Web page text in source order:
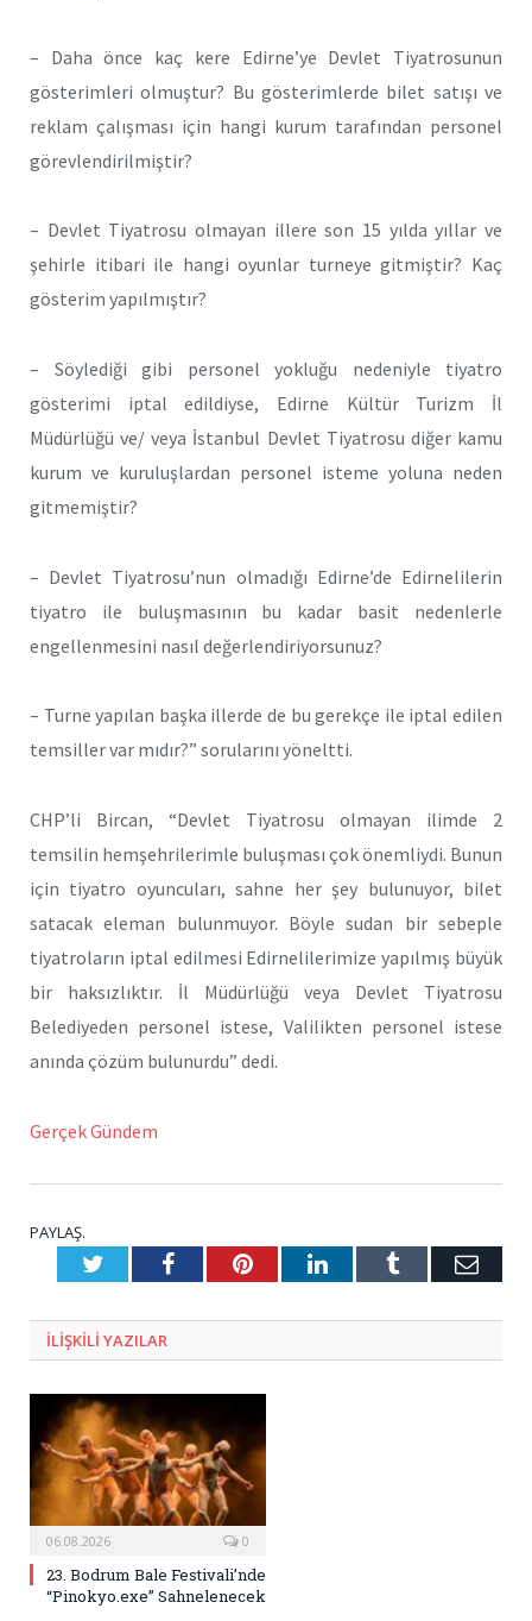
– Daha önce kaç kere Edirne’ye Devlet Tiyatrosunun
gösterimleri olmuştur? Bu gösterimlerde bilet satışı ve
reklam çalışması için hangi kurum tarafından personel
görevlendirilmiştir?
– Devlet Tiyatrosu olmayan illere son 15 yılda yıllar ve
şehirle itibari ile hangi oyunlar turneye gitmiştir? Kaç
gösterim yapılmıştır?
– Söylediği gibi personel yokluğu nedeniyle tiyatro
gösterimi iptal edildiyse, Edirne Kültür Turizm İl
Müdürlüğü ve/ veya İstanbul Devlet Tiyatrosu diğer kamu
kurum ve kuruluşlardan personel isteme yoluna neden
gitmemiştir?
– Devlet Tiyatrosu’nun olmadığı Edirne’de Edirnelilerin
tiyatro ile buluşmasının bu kadar basit nedenlerle
engellenmesini nasıl değerlendiriyorsunuz?
– Turne yapılan başka illerde de bu gerekçe ile iptal edilen
temsiller var mıdır?” sorularını yöneltti.
CHP’li Bircan, “Devlet Tiyatrosu olmayan ilimde 2
temsilin hemşehrilerimle buluşması çok önemliydi. Bunun
için tiyatro oyuncuları, sahne her şey bulunuyor, bilet
satacak eleman bulunmuyor. Böyle sudan bir sebeple
tiyatroların iptal edilmesi Edirnelilerimize yapılmış büyük
bir haksızlıktır. İl Müdürlüğü veya Devlet Tiyatrosu
Belediyeden personel istese, Valilikten personel istese
anında çözüm bulunurdu” dedi.
Gerçek Gündem
PAYLAŞ.
TwitterFacebookPinterestLinkedInTumblr E-
ILIŞKILI YAZILAR
06.08.2026 0
23. Bodrum Bale Festivali’nde
“Pinokyo.exe” Sahnelenecek